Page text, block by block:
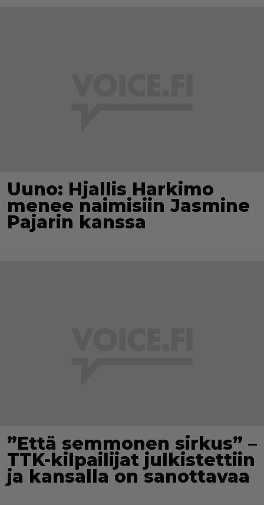
Uuno: Hjallis Harkimo
menee naimisiin Jasmine
Pajarin kanssa
”Että semmonen sirkus” –
TTK-kilpailijat julkistettiin
ja kansalla on sanottavaa